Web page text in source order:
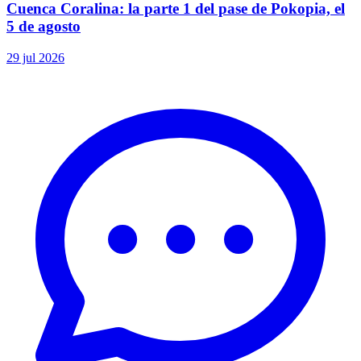
Cuenca Coralina: la parte 1 del pase de Pokopia, el
5 de agosto
29 jul 2026